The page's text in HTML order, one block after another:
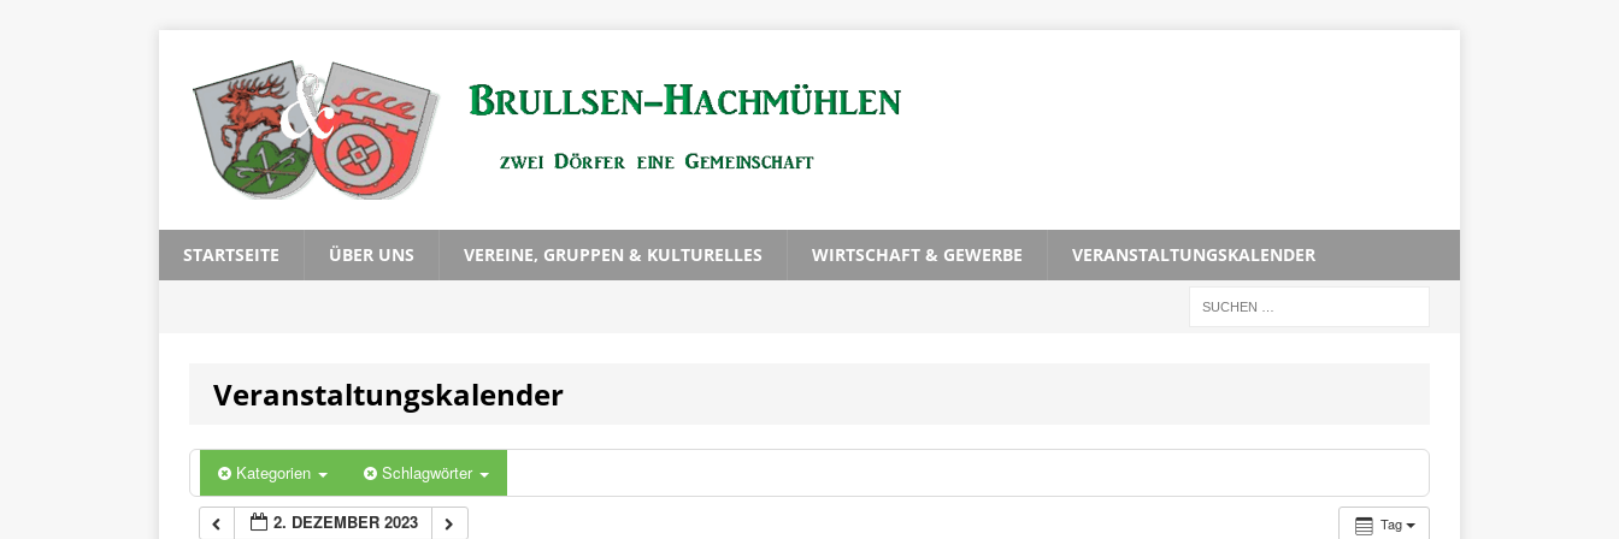
STARTSEITE ÜBER UNS VEREINE, GRUPPEN & KULTURELLES WIRTSCHAFT & GEWERBE VERANSTALTUNGSKALENDER
Veranstaltungskalender
Kategorien Schlagwörter
Tag
2. DEZEMBER 2023
1:00
2:00
3:00
5:00
6:00